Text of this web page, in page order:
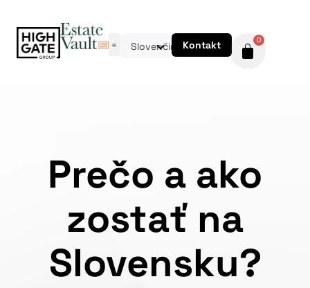
Slovenčina Kontakt 0
Prečo a ako
zostať na
Slovensku?